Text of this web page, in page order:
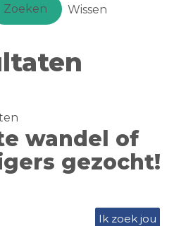
Zoeken Wissen
wandel of
gezocht!
Ik zoek jou